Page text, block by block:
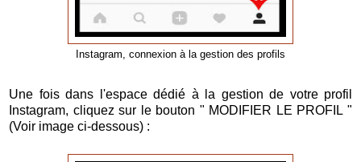
Instagram, connexion à la gestion des profils
Une fois dans l'espace dédié à la gestion de votre profil
Instagram, cliquez sur le bouton " MODIFIER LE PROFIL "
(Voir image ci-dessous) :